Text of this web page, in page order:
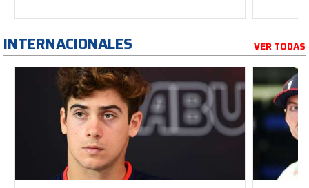
INTERNACIONALES VER TODAS